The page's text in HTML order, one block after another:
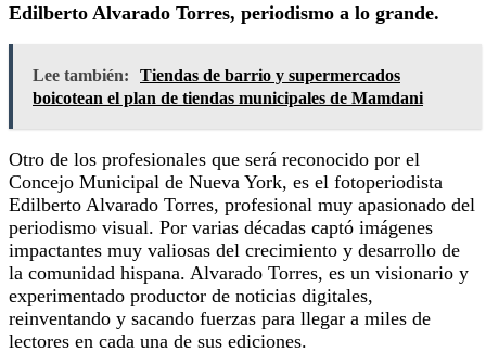
Edilberto Alvarado Torres, periodismo a lo grande.
Lee también:
Tiendas de barrio y supermercados
boicotean el plan de tiendas municipales de Mamdani
Otro de los profesionales que será reconocido por el
Concejo Municipal de Nueva York, es el fotoperiodista
Edilberto Alvarado Torres, profesional muy apasionado del
periodismo visual. Por varias décadas captó imágenes
impactantes muy valiosas del crecimiento y desarrollo de
la comunidad hispana. Alvarado Torres, es un visionario y
experimentado productor de noticias digitales,
reinventando y sacando fuerzas para llegar a miles de
lectores en cada una de sus ediciones.